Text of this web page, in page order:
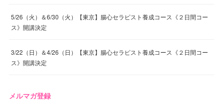
5/26（火）＆6/30（火）【東京】腸心セラピスト養成コース《２日間コー
ス》開講決定
3/22（日）＆4/26（日）【東京】腸心セラピスト養成コース《２日間コー
ス》開講決定
メルマガ登録